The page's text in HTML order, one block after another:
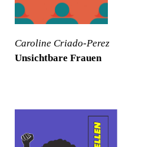
Caroline Criado-Perez
Unsichtbare Frauen